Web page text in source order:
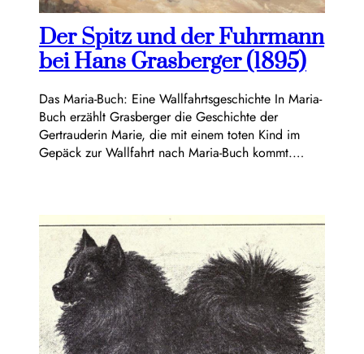
Der Spitz und der Fuhrmann
bei Hans Grasberger (1895)
Das Maria-Buch: Eine Wallfahrtsgeschichte In Maria-
Buch erzählt Grasberger die Geschichte der
Gertrauderin Marie, die mit einem toten Kind im
Gepäck zur Wallfahrt nach Maria-Buch kommt.…